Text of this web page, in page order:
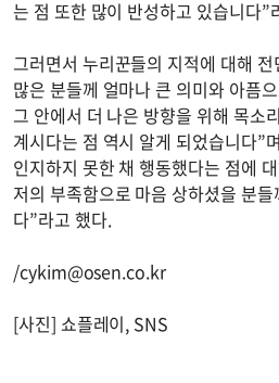
는 점 또한 많이 반성하고 있습니다”
그러면서 누리꾼들의 지적에 대해
많은 분들께 얼마나 큰 의미와 아픔
그 안에서 더 나은 방향을 위해 목소
계시다는 점 역시 알게 되었습니다”
인지하지 못한 채 행동했다는 점에
저의 부족함으로 마음 상하셨을 분
다”라고 했다.
/cykim@osen.co.kr
[사진] 쇼플레이, SNS